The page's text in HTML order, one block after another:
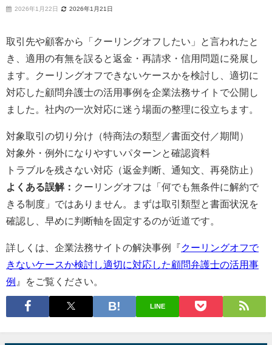
2026年1月22日 2026年1月21日
取引先や顧客から「クーリングオフしたい」と言われたと
き、適用の有無を誤ると返金・再請求・信用問題に発展し
ます。クーリングオフできないケースかを検討し、適切に
対応した顧問弁護士の活用事例を企業法務サイトで公開し
ました。社内の一次対応に迷う場面の整理に役立ちます。
対象取引の切り分け（特商法の類型／書面交付／期間）
対象外・例外になりやすいパターンと確認資料
トラブルを残さない対応（返金判断、通知文、再発防止）
よくある誤解： クーリングオフは「何でも無条件に解約で
きる制度」ではありません。まずは取引類型と書面状況を
確認し、早めに判断軸を固定するのが近道です。
詳しくは、企業法務サイトの解決事例『クーリングオフで
きないケースか検討し適切に対応した顧問弁護士の活用事
例 』をご覧ください。
LINE